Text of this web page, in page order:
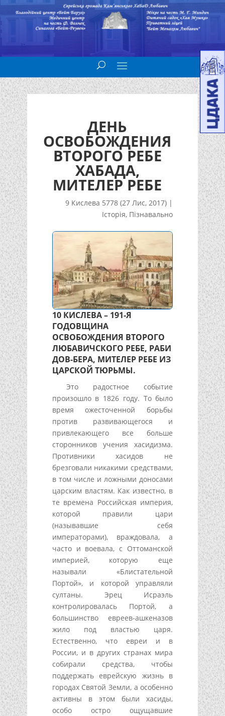
ДЕНЬ
ОСВОБОЖДЕНИЯ
ВТОРОГО РЕБЕ
ХАБАДА,
МИТЕЛЕР РЕБЕ
9 Кислева 5778 (27 Лис, 2017) |
Історія, Пізнавально
10 КИСЛЕВА – 191-Я
ГОДОВЩИНА
ОСВОБОЖДЕНИЯ ВТОРОГО
ЛЮБАВИЧСКОГО РЕБЕ, РАБИ
ДОВ-БЕРА, МИТЕЛЕР РЕБЕ ИЗ
ЦАРСКОЙ ТЮРЬМЫ.
Это радостное событие
произошло в 1826 году. То было
время ожесточенной борьбы
против развивающегося и
привлекающего все больше
сторонников учения хасидизма.
Противники хасидов не
брезговали никакими средствами,
в том числе и ложными доносами
царским властям. Как известно, в
те времена Российская империя,
которой правили цари
(называвшие себя
императорами), враждовала, а
часто и воевала, с Оттоманской
империей, которую еще
называли «Блистательной
Портой», и которой управляли
султаны. Эрец Исраэль
контролировалась Портой, а
большинство евреев-ашкеназов
жило под властью царя.
Естественно, что евреи и в
России, и в других странах мира
собирали средства, чтобы
поддержать еврейскую жизнь в
городах Святой Земли, а особенно
активны в этом были хасиды,
особо остро ощущавшие